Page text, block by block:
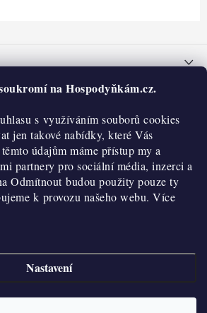
na Hospodyňkám.cz.
s využíváním souborů cookies
jen takové nabídky, které Vás
údajům máme přístup my a
partnery pro sociální média, inzerci a
Odmítnout budou použity pouze ty
k provozu našeho webu. Více
Nastavení
cookies